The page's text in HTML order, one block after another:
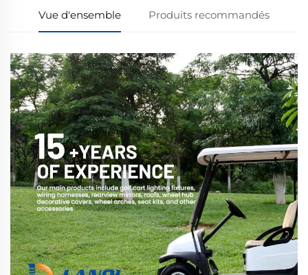
Vue d'ensemble Produits recommandés